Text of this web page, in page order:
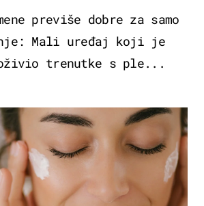
previše dobre za samo
Mali uređaj koji je
trenutke s ple...